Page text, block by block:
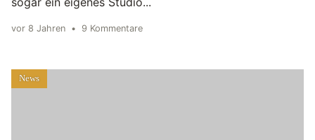
vor 8 Jahren • 9 Kommentare
News